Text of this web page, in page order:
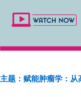
主题：赋能肿瘤学：